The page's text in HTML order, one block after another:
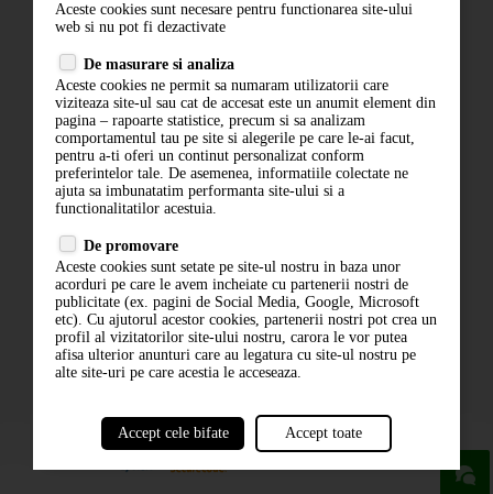
Contact
Politica de confidentialitate
ANPC
ABONARE LA NEWSLETTER
ABONARE
Aceste cookies sunt necesare pentru functionarea site-ului
web si nu pot fi dezactivate
De masurare si analiza
Aceste cookies ne permit sa numaram utilizatorii care
viziteaza site-ul sau cat de accesat este un anumit element din
pagina – rapoarte statistice, precum si sa analizam
comportamentul tau pe site si alegerile pe care le-ai facut,
pentru a-ti oferi un continut personalizat conform
preferintelor tale. De asemenea, informatiile colectate ne
ajuta sa imbunatatim performanta site-ului si a
functionalitatilor acestuia.
De promovare
Aceste cookies sunt setate pe site-ul nostru in baza unor
acorduri pe care le avem incheiate cu partenerii nostri de
publicitate (ex. pagini de Social Media, Google, Microsoft
etc). Cu ajutorul acestor cookies, partenerii nostri pot crea un
profil al vizitatorilor site-ului nostru, carora le vor putea
afisa ulterior anunturi care au legatura cu site-ul nostru pe
alte site-uri pe care acestia le acceseaza.
Accept cele bifate Accept toate